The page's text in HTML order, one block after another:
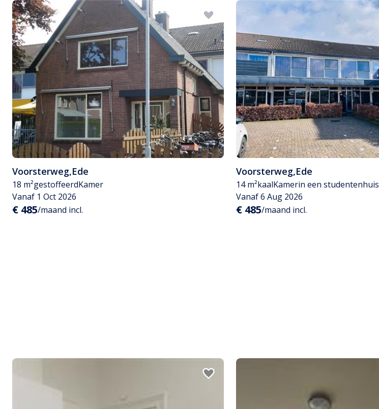
Voorsterweg,Ede
18 m²gestoffeerdKamer
Vanaf 1 Oct 2026
€ 485/maand incl.
Voorsterweg,Ede
14 m²kaalKamerin een studentenhuis
Vanaf 6 Aug 2026
€ 485/maand incl.